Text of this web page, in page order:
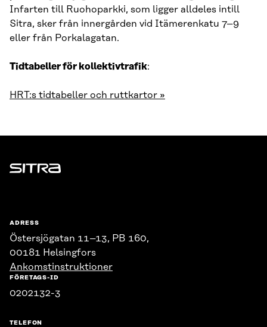
Infarten till Ruohoparkki, som ligger alldeles intill
Sitra, sker från innergården vid Itämerenkatu 7–9
eller från Porkalagatan.
Tidtabeller för kollektivtrafik:
HRT:s tidtabeller och ruttkartor »
Sitra
ADRESS
Östersjögatan 11–13, PB 160,
00181 Helsingfors
Ankomstinstruktioner
FÖRETAGS-ID
0202132-3
TELEFON